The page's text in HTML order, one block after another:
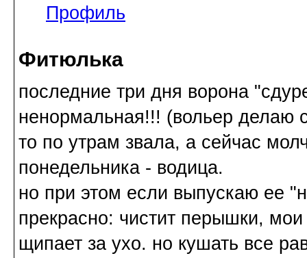
Профиль
Фитюлька
последние три дня ворона
ненормальная!!! (вольер делаю
то по утрам звала, а сейчас
понедельника - водица.
но при этом если выпускаю ее
прекрасно: чистит перышки,
щипает за ухо. но кушать все